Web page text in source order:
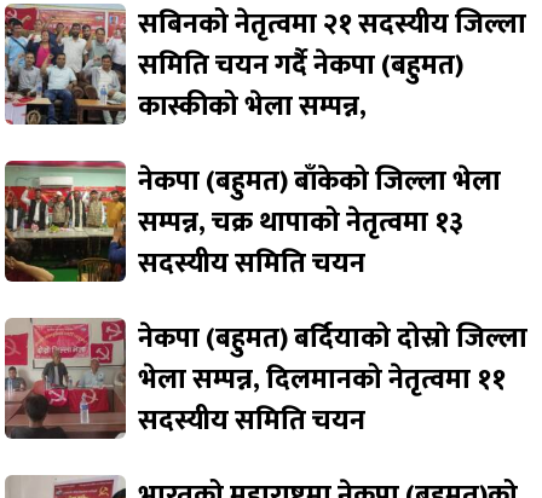
सबिनको नेतृत्वमा २१ सदस्यीय जिल्ला
समिति चयन गर्दै नेकपा (बहुमत)
कास्कीको भेला सम्पन्न,
नेकपा (बहुमत) बाँकेको जिल्ला भेला
सम्पन्न, चक्र थापाको नेतृत्वमा १३
सदस्यीय समिति चयन
नेकपा (बहुमत) बर्दियाको दोस्रो जिल्ला
भेला सम्पन्न, दिलमानको नेतृत्वमा ११
सदस्यीय समिति चयन